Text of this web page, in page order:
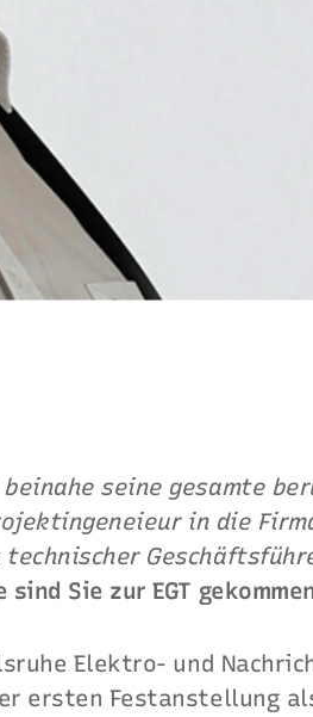
beinahe seine gesamte
in die
technischer
sind Sie zur EGT
Elektro- und
ersten Festanstellung